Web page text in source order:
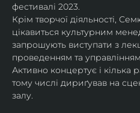
фестивалі 2023.
Крім творчої діяльності,
цікавиться культурним
запрошують виступати з
проведенням та
Активно концертує і кілька
тому числі дириґував на
залу.